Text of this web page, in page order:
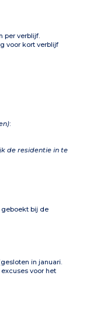
per verblijf.
voor kort verblijf
:
de residentie in te
geboekt bij de
in januari.
voor het